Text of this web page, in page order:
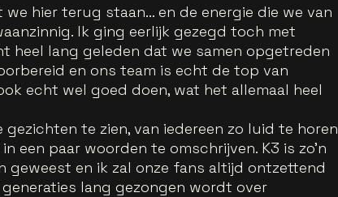
we hier terug staan… en de energie die we van
Ik ging eerlijk gezegd toch met
heel lang geleden dat we samen opgetreden
en ons team is echt de top van
echt wel goed doen, wat het allemaal heel
te zien, van iedereen zo luid te horen
een paar woorden te omschrijven. K3 is zo’n
geweest en ik zal onze fans altijd ontzettend
lang gezongen wordt over